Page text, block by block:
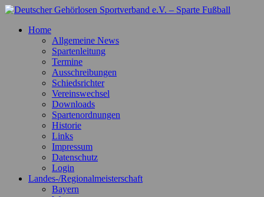
Zum
springen
Deutscher Gehörlosen Sportverband e.V. – Sparte Fußball
Offizielle Webseite der Sparte Fußball
Home
Allgemeine News
Spartenleitung
Termine
Ausschreibungen
Schiedsrichter
Vereinswechsel
Downloads
Spartenordnungen
Historie
Links
Impressum
Datenschutz
Login
Landes-/Regionalmeisterschaft
Bayern